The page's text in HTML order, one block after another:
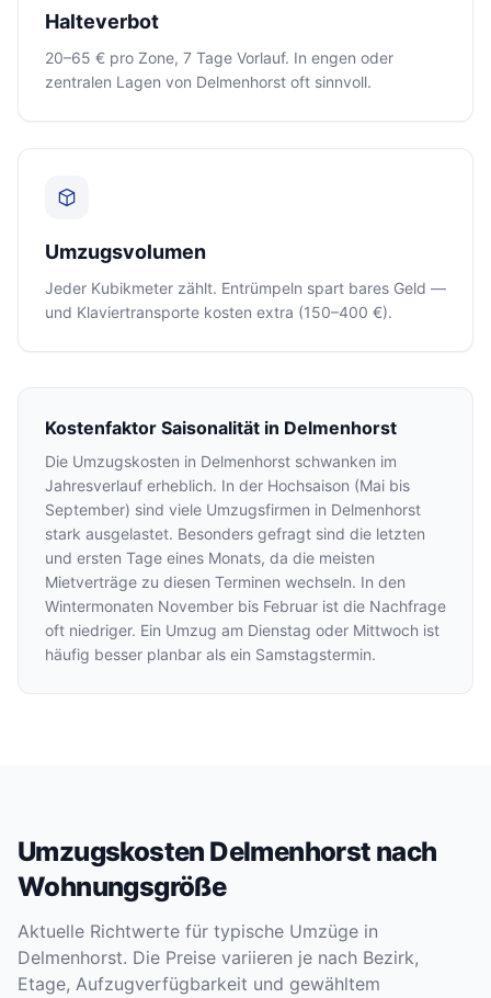
Halteverbot
20–65 € pro Zone, 7 Tage Vorlauf. In engen oder
zentralen Lagen von Delmenhorst oft sinnvoll.
Umzugsvolumen
Jeder Kubikmeter zählt. Entrümpeln spart bares Geld —
und Klaviertransporte kosten extra (150–400 €).
Kostenfaktor Saisonalität in Delmenhorst
Die Umzugskosten in Delmenhorst schwanken im
Jahresverlauf erheblich. In der Hochsaison (Mai bis
September) sind viele Umzugsfirmen in Delmenhorst
stark ausgelastet. Besonders gefragt sind die letzten
und ersten Tage eines Monats, da die meisten
Mietverträge zu diesen Terminen wechseln. In den
Wintermonaten November bis Februar ist die Nachfrage
oft niedriger. Ein Umzug am Dienstag oder Mittwoch ist
häufig besser planbar als ein Samstagstermin.
Umzugskosten Delmenhorst nach
Wohnungsgröße
Aktuelle Richtwerte für typische Umzüge in
Delmenhorst. Die Preise variieren je nach Bezirk,
Etage, Aufzugverfügbarkeit und gewähltem